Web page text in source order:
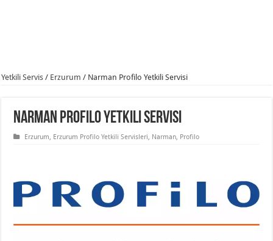
Yetkili Servis / Erzurum / Narman Profilo Yetkili Servisi
Narman Profilo Yetkili Servisi
Erzurum, Erzurum Profilo Yetkili Servisleri, Narman, Profilo